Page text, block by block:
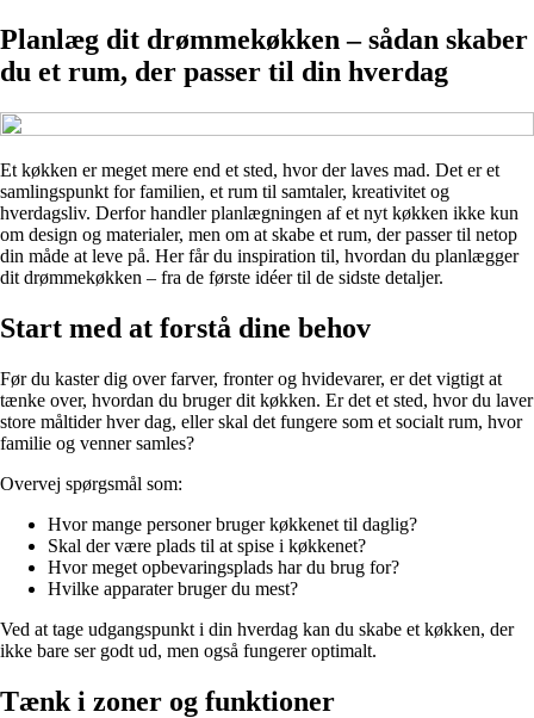
Planlæg dit drømmekøkken – sådan skaber
du et rum, der passer til din hverdag
Et køkken er meget mere end et sted, hvor der laves mad. Det er et
samlingspunkt for familien, et rum til samtaler, kreativitet og
hverdagsliv. Derfor handler planlægningen af et nyt køkken ikke kun
om design og materialer, men om at skabe et rum, der passer til netop
din måde at leve på. Her får du inspiration til, hvordan du planlægger
dit drømmekøkken – fra de første idéer til de sidste detaljer.
Start med at forstå dine behov
Før du kaster dig over farver, fronter og hvidevarer, er det vigtigt at
tænke over, hvordan du bruger dit køkken. Er det et sted, hvor du laver
store måltider hver dag, eller skal det fungere som et socialt rum, hvor
familie og venner samles?
Overvej spørgsmål som:
Hvor mange personer bruger køkkenet til daglig?
Skal der være plads til at spise i køkkenet?
Hvor meget opbevaringsplads har du brug for?
Hvilke apparater bruger du mest?
Ved at tage udgangspunkt i din hverdag kan du skabe et køkken, der
ikke bare ser godt ud, men også fungerer optimalt.
Tænk i zoner og funktioner